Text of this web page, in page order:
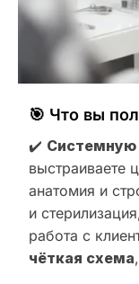
🎯 Что вы
✔️ Системную
выстраиваете
анатомия и
и
работа с
чёткая схема